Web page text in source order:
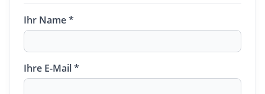
Ihr Name *
Ihre E-Mail *